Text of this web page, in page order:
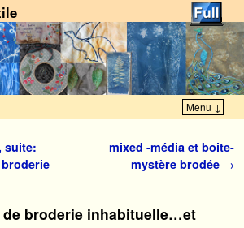
Menu ↓
suite:
mixed -média et boite-
mystère brodée →
de broderie inhabituelle…et